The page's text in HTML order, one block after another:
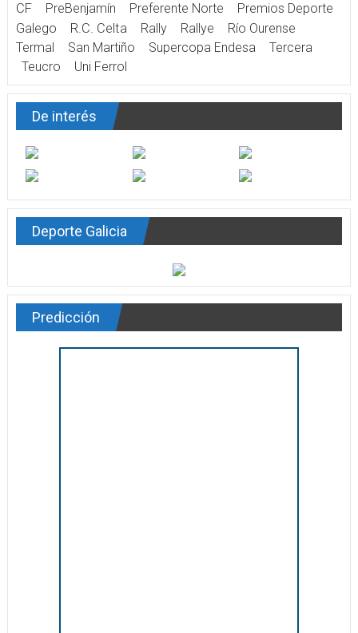
CF
PreBenjamín Preferente Norte
Premios Deporte
Galego
R.C. Celta Rally Rallye
Río Ourense
Termal
San Martiño Supercopa Endesa
Tercera
Teucro
Uni Ferrol
De interés
Deporte Galicia
Predicción